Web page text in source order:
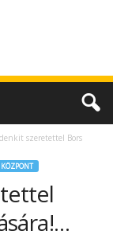
szeretettel Bors